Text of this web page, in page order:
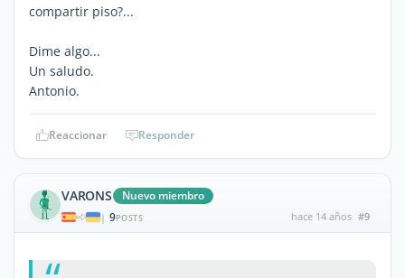
compartir piso?...
Dime algo...
Un saludo.
Antonio.
Reaccionar Responder
VARONS Nuevo miembro
| 9POSTS hace 14 años #9